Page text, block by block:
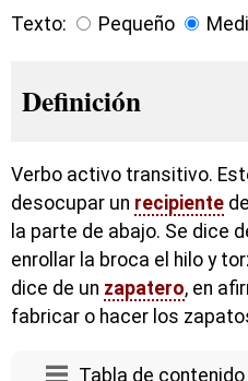
Texto: Pequeño
Definición
Verbo activo transitivo.
desocupar un recipiente
la parte de abajo. Se dice
enrollar la broca el hilo y
dice de un zapatero, en
fabricar o hacer los
Tabla de contenido